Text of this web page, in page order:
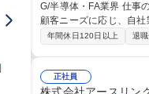
G/半導体・FA業界 仕事の内容 代理店と密に協働しながら、大手電機メーカーや医療機器、社会インフラ企業等の
顧客ニーズに応じ、自
走する仕事です。 【具体的には】東京支店の課長候補として、自身の担当顧客への営業活動と部下の育成・マネ
ジニアと連携して最適なキーパーツや
補)】プライム上場エレ
年間休日120日以上 退
正社員